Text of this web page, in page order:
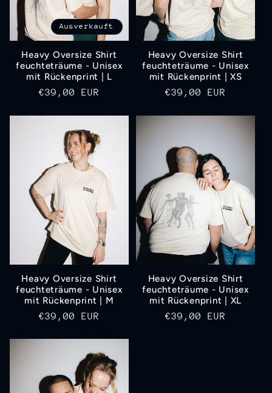
e
Ausverkauft
Heavy Oversize Shirt
feuchteträume - Unisex
mit Rückenprint | L
Normaler
€39,00 EUR
Heavy Oversize Shirt
feuchteträume - Unisex
mit Rückenprint | XS
Normaler
€39,00 EUR
Heavy Oversize Shirt
feuchteträume - Unisex
mit Rückenprint | M
Normaler
€39,00 EUR
Heavy Oversize Shirt
feuchteträume - Unisex
mit Rückenprint | XL
Normaler
€39,00 EUR